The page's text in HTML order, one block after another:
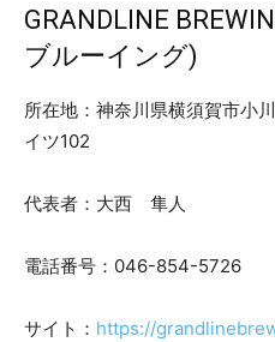
GRANDLINE
ブルーイング)
所在地：神奈川県横須賀市小
イツ102
代表者：大西 隼人
電話番号：046-854-5726
サイト： https://